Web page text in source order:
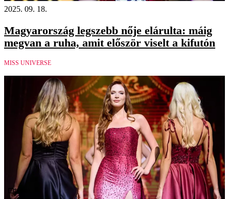
2025. 09. 18.
Magyarország legszebb nője elárulta: máig
megvan a ruha, amit először viselt a kifutón
MISS UNIVERSE
Videó